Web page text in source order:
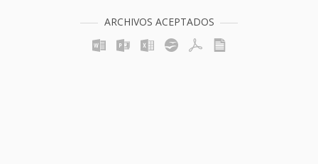
ARCHIVOS ACEPTADOS